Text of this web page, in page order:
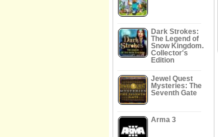
Dark Strokes:
The Legend of
Snow Kingdom.
Collector's
Edition
Jewel Quest
Mysteries: The
Seventh Gate
Arma 3